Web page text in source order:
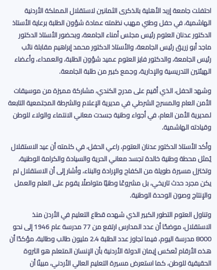
احتفلت جامعة إربد الأهلية بالذكرى الثمانين لاستقلال المملكة الأردنية
الهاشمية، في حفل وطني مهيب نظمته عمادة شؤون الطلبة برعاية الأستاذ
الدكتور عدنان العتوم رئيس مجلس أمناء الجامعة، وبحضور الأستاذ الدكتور
ماجد أبو زريق رئيس الجامعة، والأستاذ الدكتور محمد إبراهيم مقابلة نائب
رئيس الجامعة، والدكتور فايز العتوم عميد شؤون الطلبة، والعمداء، وأعضاء
الهيئتين التدريسية والإدارية، وجمع كبير من طلبة الجامعة.
وشهد الحفل، الذي أقيم على مدرج الكندي، مشاركة مميزة من موسيقات
الأمن العام والمسرح الشرطي في مديرية الإعلام والشرطة المجتمعية التابعة
لمديرية الأمن العام، في أجواء وطنية جسدت معاني الانتماء والولاء للوطن
وقيادته الهاشمية.
وأكد الأستاذ الدكتور عدنان العتوم، راعي الحفل، في كلمته أن عيد الاستقلال
يُمثل محطة وطنية خالدة تجسد معاني الحرية والسيادة والكرامة الوطنية،
وتختزل مسيرة طويلة من الكفاح والإرادة والبناء، وأشار إلى أن الاستقلال لم
يكن مجرد حدث تاريخي، بل مشروعًا وطنيًا متواصلًا يقوم على العلم والعمل
والإنتاج وصون الوحدة الوطنية.
وتناول العتوم التطور الكبير الذي شهده قطاع التعليم في الأردن منذ
الاستقلال، موضحًا أن عدد المدارس ارتفع من 77 مدرسة عام 1946 إلى نحو
8000 مدرسة اليوم، فيما تجاوز عدد الطلبة 2.4 مليون طالب وطالبة، مؤكدًا أن
هذه الأرقام تَعكس إيمان الدولة الأردنية بأن الإنسان المتعلم هو الثروة
الحقيقية للوطن، كما استعرض مسيرة التعليم العالي الأردني، مبينًا أن